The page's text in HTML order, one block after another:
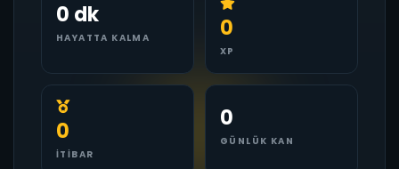
0 dk
HAYATTA KALMA 0
XP
0
İTIBAR
0
GÜNLÜK KAN